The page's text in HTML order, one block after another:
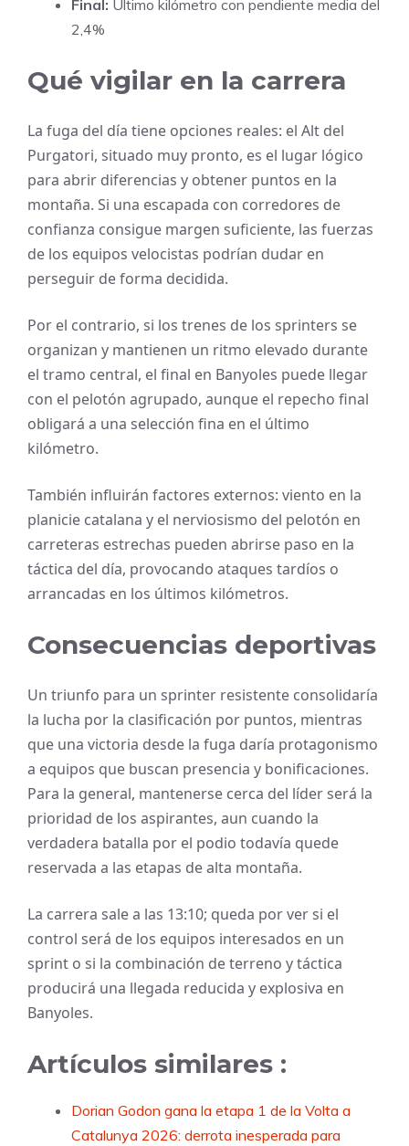
Final: Último kilómetro con pendiente media del
2,4%
Qué vigilar en la carrera
La fuga del día tiene opciones reales: el Alt del
Purgatori, situado muy pronto, es el lugar lógico
para abrir diferencias y obtener puntos en la
montaña. Si una escapada con corredores de
confianza consigue margen suficiente, las fuerzas
de los equipos velocistas podrían dudar en
perseguir de forma decidida.
Por el contrario, si los trenes de los sprinters se
organizan y mantienen un ritmo elevado durante
el tramo central, el final en Banyoles puede llegar
con el pelotón agrupado, aunque el repecho final
obligará a una selección fina en el último
kilómetro.
También influirán factores externos: viento en la
planicie catalana y el nerviosismo del pelotón en
carreteras estrechas pueden abrirse paso en la
táctica del día, provocando ataques tardíos o
arrancadas en los últimos kilómetros.
Consecuencias deportivas
Un triunfo para un sprinter resistente consolidaría
la lucha por la clasificación por puntos, mientras
que una victoria desde la fuga daría protagonismo
a equipos que buscan presencia y bonificaciones.
Para la general, mantenerse cerca del líder será la
prioridad de los aspirantes, aun cuando la
verdadera batalla por el podio todavía quede
reservada a las etapas de alta montaña.
La carrera sale a las 13:10; queda por ver si el
control será de los equipos interesados en un
sprint o si la combinación de terreno y táctica
producirá una llegada reducida y explosiva en
Banyoles.
Artículos similares :
Dorian Godon gana la etapa 1 de la Volta a
Catalunya 2026: derrota inesperada para